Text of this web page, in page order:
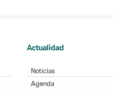
Actualidad
Noticias
Agenda